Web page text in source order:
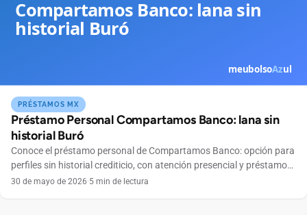
PRÉSTAMOS MX
Préstamo Personal Compartamos Banco: lana sin
historial Buró
Conoce el préstamo personal de Compartamos Banco: opción para
perfiles sin historial crediticio, con atención presencial y préstamo
grupal en todo México.
30 de mayo de 2026·5 min de lectura